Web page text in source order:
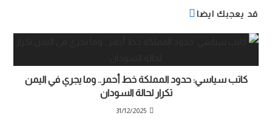
قد يعجبك ايضا
كاتب سياسي: حدود المملكة خط أحمر.. وما يجري في اليمن
تكرار لحالة السودان
31/12/2025